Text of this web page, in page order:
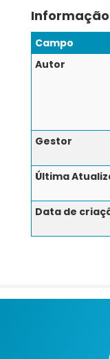
Campo
Autor
Gestor
Última
Data de